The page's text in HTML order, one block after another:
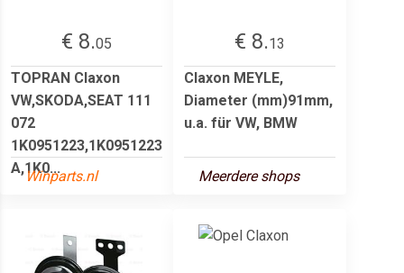
€ 8.05
TOPRAN Claxon
VW,SKODA,SEAT 111
072
1K0951223,1K0951223
A,1K0...
Winparts.nl
€ 8.13
Claxon MEYLE,
Diameter (mm)91mm,
u.a. für VW, BMW
Meerdere shops